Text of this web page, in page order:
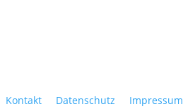
Kontakt Datenschutz Impressum